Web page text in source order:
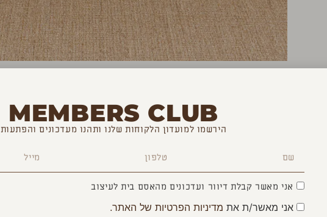
MEMBERS CLUB
הירשמו למועדון הלקוחות שלנו ותהנו מעדכונים והפתעות
אני מאשר קבלת דיוור ועדכונים מהאסם בית לעיצוב
אני מאשר/ת את מדיניות הפרטיות של האתר.